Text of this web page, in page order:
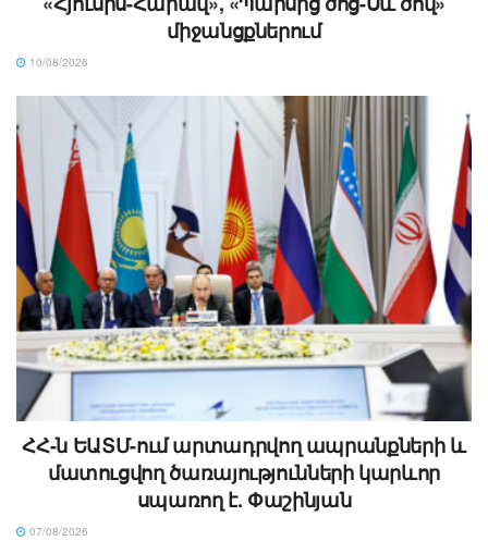
միջանցքներում
10/08/2026
ՀՀ-ն ԵԱՏՄ-ում արտադրվող ապրանքների և
մատուցվող ծառայությունների կարևոր
սպառող է. Փաշինյան
07/08/2026